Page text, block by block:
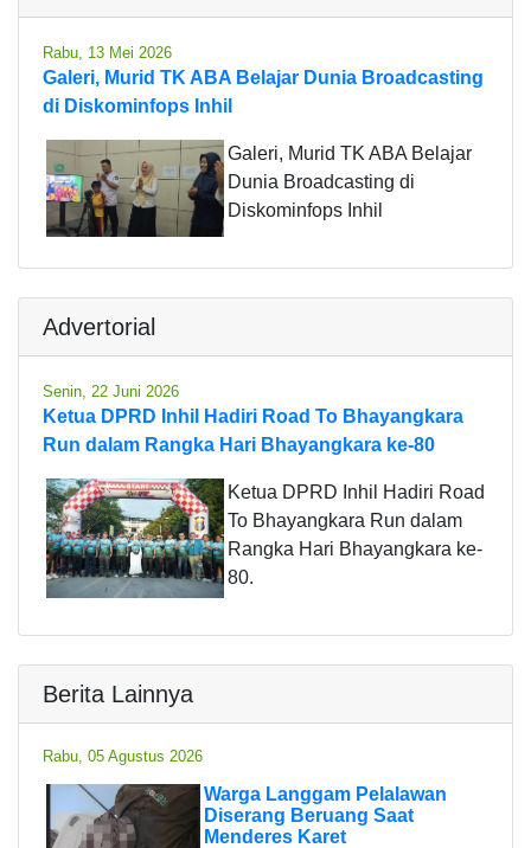
Rabu, 13 Mei 2026
Galeri, Murid TK ABA Belajar Dunia Broadcasting
di Diskominfops Inhil
Galeri, Murid TK ABA Belajar
Dunia Broadcasting di
Diskominfops Inhil
Advertorial
Senin, 22 Juni 2026
Ketua DPRD Inhil Hadiri Road To Bhayangkara
Run dalam Rangka Hari Bhayangkara ke-80
Ketua DPRD Inhil Hadiri Road
To Bhayangkara Run dalam
Rangka Hari Bhayangkara ke-
80.
Berita Lainnya
Rabu, 05 Agustus 2026
Warga Langgam Pelalawan
Diserang Beruang Saat
Menderes Karet